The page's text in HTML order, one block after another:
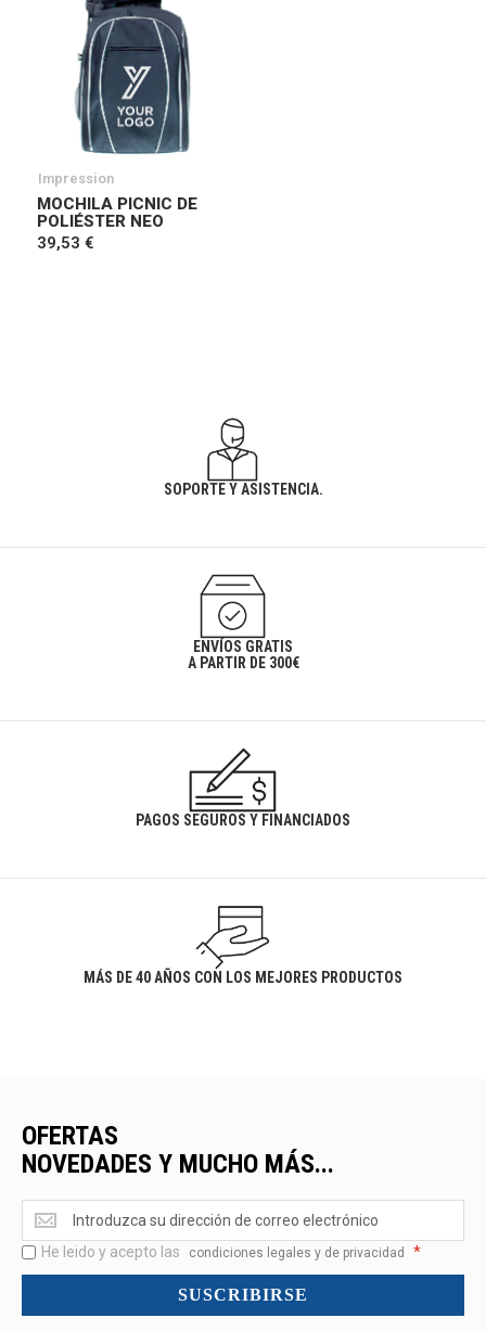
Impression
MOCHILA PICNIC DE
POLIÉSTER NEO
39,53 €
SOPORTE Y ASISTENCIA.
ENVÍOS GRATIS
A PARTIR DE 300€
PAGOS SEGUROS Y FINANCIADOS
MÁS DE 40 AÑOS CON LOS MEJORES PRODUCTOS
OFERTAS
NOVEDADES Y MUCHO MÁS...
Ofertas
<br>Novedades
y
mucho
He leido y acepto las condiciones legales y de privacidad *
SUSCRIBIRSE